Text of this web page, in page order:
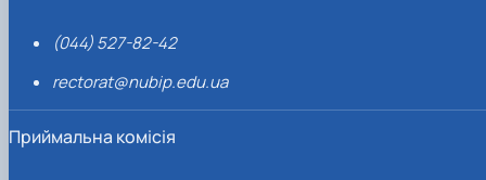
(044) 527-82-42
rectorat@nubip.edu.ua
Приймальна комісія